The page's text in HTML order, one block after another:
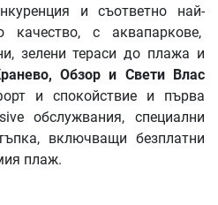
и съответно най-
с аквапаркове,
зелени тераси до плажа и
,Обзор и Свети
Влас
и спокойствие и първа
обслужвания, специални
включващи безплатни
плаж.